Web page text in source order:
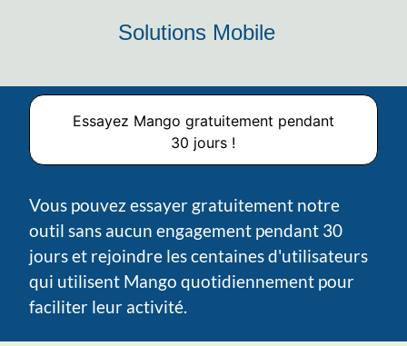
Solutions Mobile
Essayez Mango gratuitement pendant
30 jours !
Vous pouvez essayer gratuitement notre
outil sans aucun engagement pendant 30
jours et rejoindre les centaines d'utilisateurs
qui utilisent Mango quotidiennement pour
faciliter leur activité.